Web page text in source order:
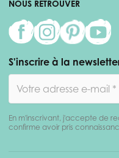
NOUS RETROUVER
S'inscrire à la
En m'inscrivant, j'accepte de
confirme avoir pris